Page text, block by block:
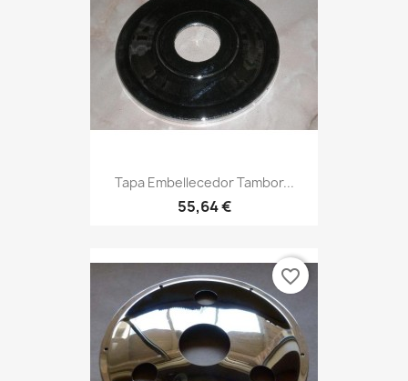
Tapa Embellecedor Tambor...
55,64 €
favorite_border